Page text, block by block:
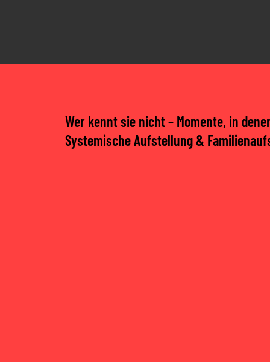
Wer kennt sie nicht – Momente, in
Systemische Aufstellung &